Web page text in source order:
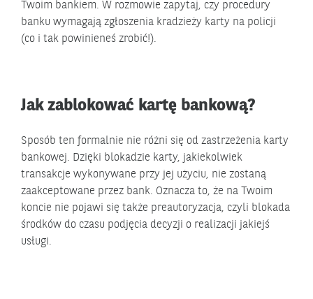
Twoim bankiem. W rozmowie zapytaj, czy procedury
banku wymagają zgłoszenia kradzieży karty na policji
(co i tak powinieneś zrobić!).
Jak zablokować kartę bankową?
Sposób ten formalnie nie różni się od zastrzeżenia karty
bankowej. Dzięki blokadzie karty, jakiekolwiek
transakcje wykonywane przy jej użyciu, nie zostaną
zaakceptowane przez bank. Oznacza to, że na Twoim
koncie nie pojawi się także preautoryzacja, czyli blokada
środków do czasu podjęcia decyzji o realizacji jakiejś
usługi.